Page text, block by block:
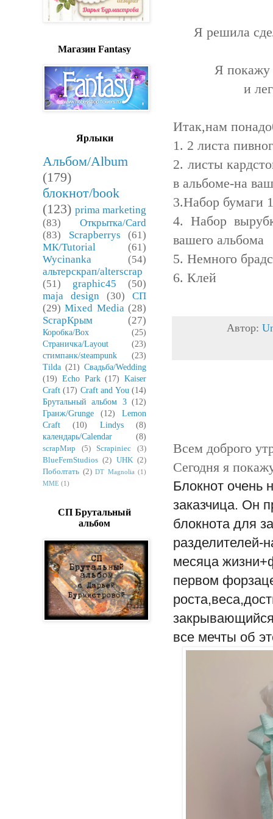
Я решила
Я покажу
и
Итак,нам
1. 2 листа
2. листы
в альбоме-на
3.Набор бумаги
4. Набор
вашего альбома
5. Немного брадс
6. Клей
Автор:
Всем доброго
Сегодня я
Блокнот очень
заказчица. Он
блокнота для
разделителей-
месяца
первом
все мечты об
Магазин Fantasy
Ярлыки
Альбом/Album
(179)
блокнот/book
(123) prima marketing
(83)
Открытка/Card
(83)
Scrapberrys
(61)
МК/Tutorial
(61)
Wycinanka
(54)
альтерскрап/alterscrap
(51)
graphic45
(50)
maja design
(30)
СП
(29) Mixed Media (28)
ScrapКрым
(27)
Коробка/Box
(25)
Страничка/Layout
(23)
стимпанк/steampunk
(23)
Tilda (21) Свадьба/Wedding
(19) Echo Park (17) Kaiser
Craft (17) Craft and You (14)
Брутальный альбом 3 (12)
Гранж/Grunge
(12)
Lemon
Craft
(10) Lindys
(8)
календарь/Calendar
(8)
scrapМир (5) Scrapiniec
(3)
BlueFernStudios (2) UHK (2)
Поболтать (2) DT Magnolia (1)
MME (1)
СП Брутальный
альбом